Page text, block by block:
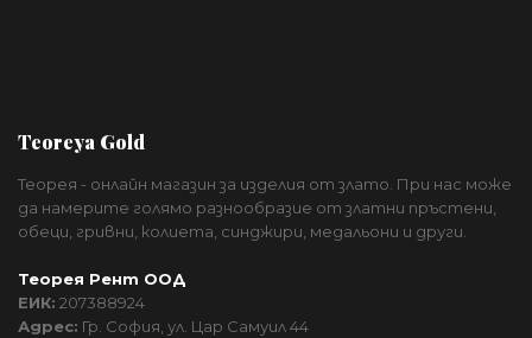
Teoreya Gold
Теорея - онлайн магазин за изделия от злато. При нас може
да намерите голямо разнообразие от златни пръстени,
обеци, гривни, колиета, синджири, медальони и други.
Теорея Рент ООД
ЕИК: 207388924
Адрес: Гр. София, ул. Цар Самуил 44